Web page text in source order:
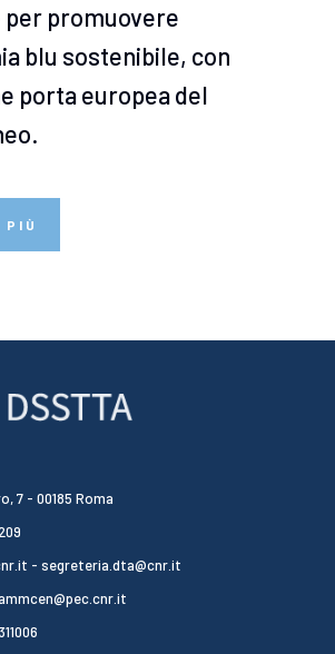
per promuovere
blu sostenibile, con
porta europea del
PIÙ
7 - 00185 Roma
- segreteria.dta@cnr.it